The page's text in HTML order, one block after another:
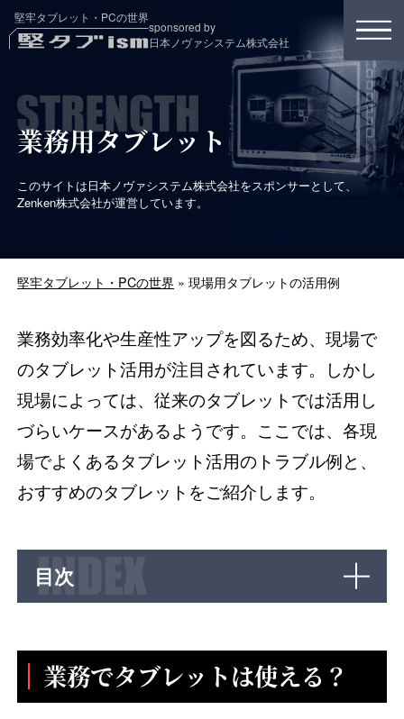
堅牢タブレット・PCの世界
sponsored by
日本ノヴァシステム株式会社
業務用タブレット
このサイトは日本ノヴァシステム株式会社をスポンサーとして、
Zenken株式会社が運営しています。
堅牢タブレット・PCの世界 »現場用タブレットの活用例
業務効率化や生産性アップを図るため、現場で
のタブレット活用が注目されています。しかし
現場によっては、従来のタブレットでは活用し
づらいケースがあるようです。ここでは、各現
場でよくあるタブレット活用のトラブル例と、
おすすめのタブレットをご紹介します。
目次
業務でタブレットは使える？